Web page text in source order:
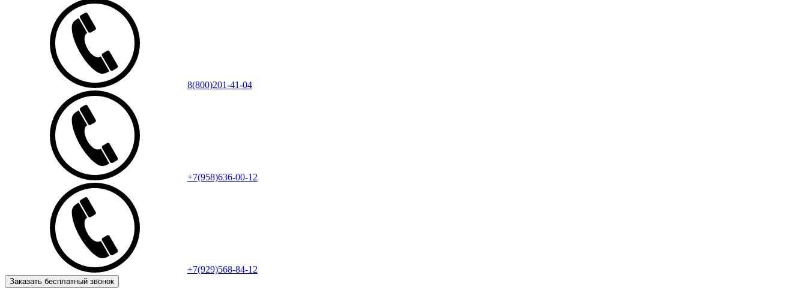
8(800)201-41-04
+7(958)636-00-12
+7(929)568-84-12
Заказать бесплатный звонок